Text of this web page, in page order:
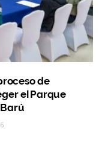
de
el Parque